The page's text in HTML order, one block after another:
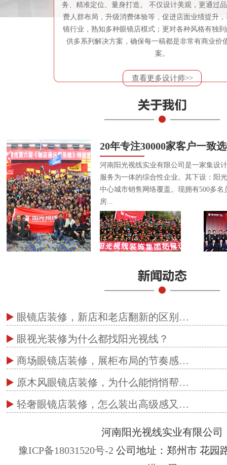
务、精准定位、量身打造。 不仅设计美观，更通过
费人群布局，升级消费体验等，促进店面业绩提升
镜行业，熟知多种眼镜店模式；更对各种风格有独
供多系列解决方案，确保每一稿都是非常有商业价
案。
查看更多设计师>>
20年专注30000家客户一致
河南阳光视线实业有限公司是一家集设
服务为一体的综合性企业。其下设：阳
中心城市销售网络覆盖。现拥有500多
房...
眼镜店装修，新店和老店翻新的区别…
眼视光装修为什么都找阳光视线？
商场眼镜店装修，展柜布局的节奏感…
原木风眼镜店装修，为什么能悄悄帮…
轻奢眼镜店装修，怎么装出高级感又…
河南阳光视线实业有限公司
豫ICP备18031520号-2 公司地址：郑州市 花园